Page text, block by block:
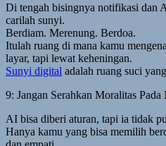
Di tengah bisingnya notifikasi dan
carilah sunyi.
Berdiam. Merenung. Berdoa.
Itulah ruang di mana kamu
layar, tapi lewat keheningan.
Sunyi digital adalah ruang suci
9: Jangan Serahkan Moralitas Pada
AI bisa diberi aturan, tapi ia tidak
Hanya kamu yang bisa memilih